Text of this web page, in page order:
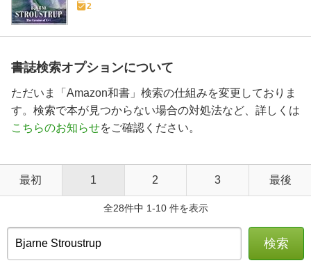
2
書誌検索オプションについて
ただいま「Amazon和書」検索の仕組みを変更しておりま
す。検索で本が見つからない場合の対処法など、詳しくは
こちらのお知らせをご確認ください。
最初 1 2 3 最後
全28件中 1-10 件を表示
検索